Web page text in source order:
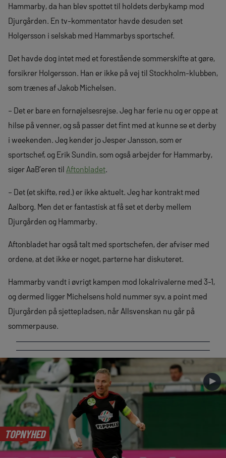
Hammarby, da han blev spottet til holdets derbykamp mod
Djurgården. En tv-kommentator havde desuden set
Holgersson i selskab med Hammarbys sportschef.
Det havde dog intet med et forestående sommerskifte at gøre,
forsikrer Holgersson. Han er ikke på vej til Stockholm-klubben,
som trænes af Jakob Michelsen.
– Det er bare en fornøjelsesrejse. Jeg har ferie nu og er oppe at
hilse på venner, og så passer det fint med at kunne se et derby
i weekenden. Jeg kender jo Jesper Jansson, som er
sportschef, og Erik Sundin, som også arbejder for Hammarby,
siger AaB’eren til Aftonbladet.
– Det (et skifte, red.) er ikke aktuelt. Jeg har kontrakt med
Aalborg. Men det er fantastisk at få set et derby mellem
Djurgården og Hammarby.
Aftonbladet har også talt med sportschefen, der afviser med
ordene, at det ikke er noget, parterne har diskuteret.
Hammarby vandt i øvrigt kampen mod lokalrivalerne med 3-1,
og dermed ligger Michelsens hold nummer syv, a point med
Djurgården på sjettepladsen, når Allsvenskan nu går på
sommerpause.
TOPNYHED
►